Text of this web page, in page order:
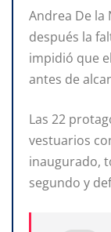
Andrea De la
después la
impidió que
antes de
Las 22
vestuarios
inaugurado,
segundo y